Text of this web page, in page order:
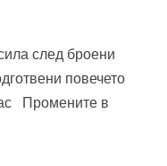
след броени
повечето
Промените в